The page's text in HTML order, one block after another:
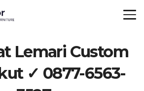
Lemari Custom
✓ 0877-6563-